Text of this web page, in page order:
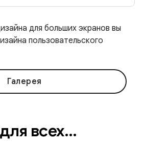
для больших экранов вы
пользовательского
Галерея
всех…